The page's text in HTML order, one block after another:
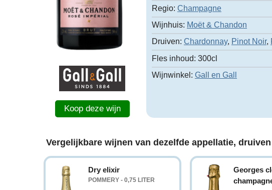
Koop deze wijn
Regio: Champagne
Wijnhuis: Moët & Chandon
Druiven: Chardonnay, Pinot Noir,
Fles inhoud: 300cl
Wijnwinkel: Gall en Gall
Vergelijkbare wijnen van dezelfde appellatie,
Dry elixir
POMMERY - 0,75 LITER
Georges